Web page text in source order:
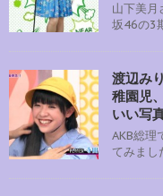
山下美月
坂46の3
渡辺み
稚園児
いい写
AKB総理
てみまし